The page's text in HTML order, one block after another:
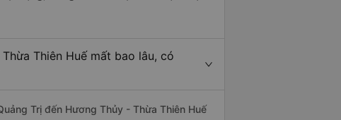
Thiên Huế mất bao lâu, có
Trị đến Hương Thủy - Thừa Thiên Huế